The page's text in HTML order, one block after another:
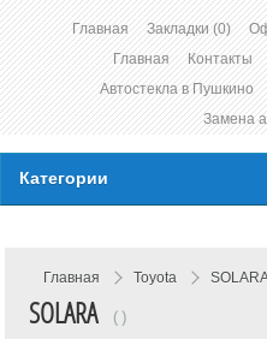
Главная Закладки (0)
Главная
Контакты
Автостекла в Пушкино
Замена
Категории
Главная Toyota
SOLARA ( )